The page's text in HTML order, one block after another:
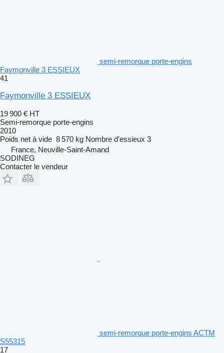
semi-remorque porte-engins
Faymonville 3 ESSIEUX
41
Faymonville 3 ESSIEUX
19 900 € HT
Semi-remorque porte-engins
2010
Poids net à vide 8 570 kg Nombre d'essieux 3
France, Neuville-Saint-Amand
SODINEG
Contacter le vendeur
semi-remorque porte-engins ACTM
S55315
17